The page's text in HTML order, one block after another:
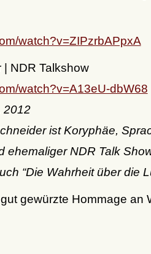
watch?v=ZIPzrbAPpxA
NDR Talkshow
watch?v=A13eU-dbW68
2012
ist Koryphäe,
ehemaliger NDR Talk
“Die Wahrheit über die
gewürzte Hommage an